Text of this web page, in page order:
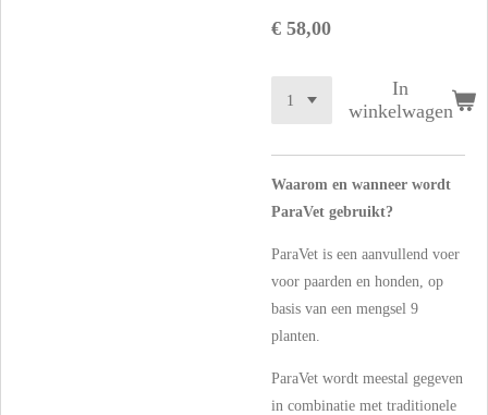
€ 58,00
In
winkelwagen
Waarom en wanneer wordt
ParaVet gebruikt?
ParaVet is een aanvullend voer
voor paarden en honden, op
basis van een mengsel 9
planten.
ParaVet wordt meestal gegeven
in combinatie met traditionele